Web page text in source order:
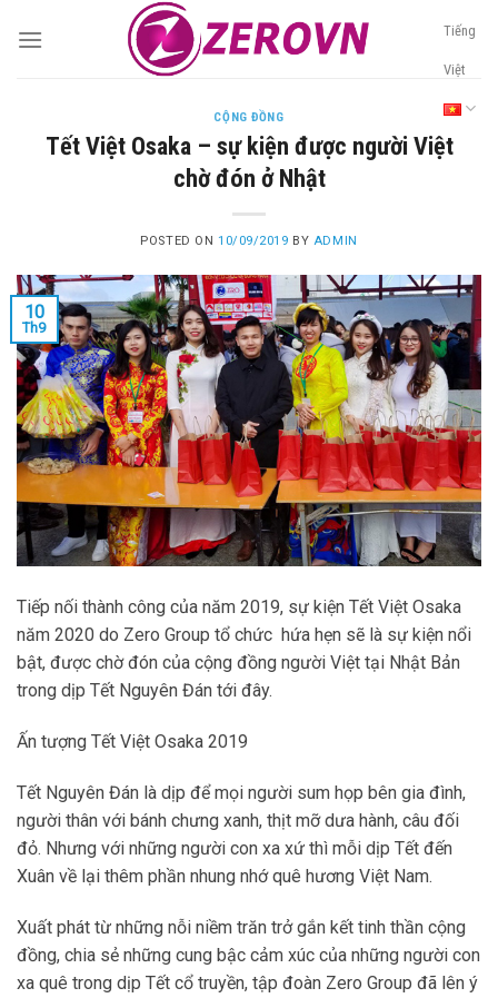
Tiếng
Việt
CỘNG ĐỒNG
Tết Việt Osaka – sự kiện được người Việt
chờ đón ở Nhật
POSTED ON 10/09/2019 BY ADMIN
10
Th9
Tiếp nối thành công của năm 2019, sự kiện Tết Việt Osaka
năm 2020 do Zero Group tổ chức hứa hẹn sẽ là sự kiện nổi
bật, được chờ đón của cộng đồng người Việt tại Nhật Bản
trong dịp Tết Nguyên Đán tới đây.
Ấn tượng Tết Việt Osaka 2019
Tết Nguyên Đán là dịp để mọi người sum họp bên gia đình,
người thân với bánh chưng xanh, thịt mỡ dưa hành, câu đối
đỏ. Nhưng với những người con xa xứ thì mỗi dịp Tết đến
Xuân về lại thêm phần nhung nhớ quê hương Việt Nam.
Xuất phát từ những nỗi niềm trăn trở gắn kết tinh thần cộng
đồng, chia sẻ những cung bậc cảm xúc của những người con
xa quê trong dịp Tết cổ truyền, tập đoàn Zero Group đã lên ý